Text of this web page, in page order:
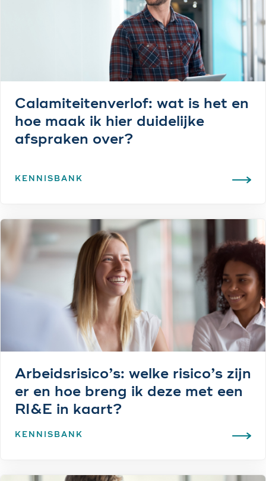
Calamiteitenverlof: wat is het en
hoe maak ik hier duidelijke
afspraken over?
KENNISBANK
Arbeidsrisico’s: welke risico’s zijn
er en hoe breng ik deze met een
RI&E in kaart?
KENNISBANK